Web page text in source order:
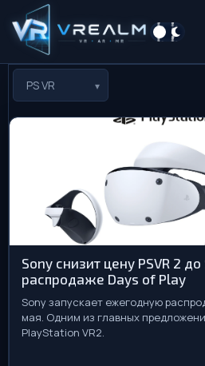
PS VR
Sony снизит цену PSVR 2
распродаже Days of Play
Sony запускает ежегодную
мая. Одним из главных
PlayStation VR2.